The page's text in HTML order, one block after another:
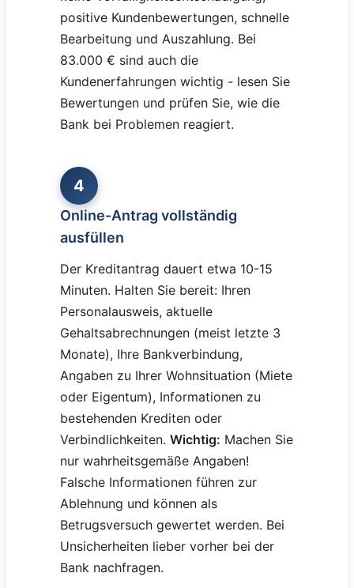
positive Kundenbewertungen, schnelle
Bearbeitung und Auszahlung. Bei
83.000 € sind auch die
Kundenerfahrungen wichtig - lesen Sie
Bewertungen und prüfen Sie, wie die
Bank bei Problemen reagiert.
4
Online-Antrag vollständig
ausfüllen
Der Kreditantrag dauert etwa 10-15
Minuten. Halten Sie bereit: Ihren
Personalausweis, aktuelle
Gehaltsabrechnungen (meist letzte 3
Monate), Ihre Bankverbindung,
Angaben zu Ihrer Wohnsituation (Miete
oder Eigentum), Informationen zu
bestehenden Krediten oder
Verbindlichkeiten. Wichtig: Machen Sie
nur wahrheitsgemäße Angaben!
Falsche Informationen führen zur
Ablehnung und können als
Betrugsversuch gewertet werden. Bei
Unsicherheiten lieber vorher bei der
Bank nachfragen.